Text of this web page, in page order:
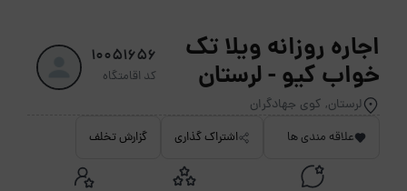
اجاره روزانه ویلا تک
خواب کیو - لرستان
لرستان, کوی جهادگران
10051656
کد اقامتگاه
علاقه مندی ها اشتراک گذاری گزارش تخلف